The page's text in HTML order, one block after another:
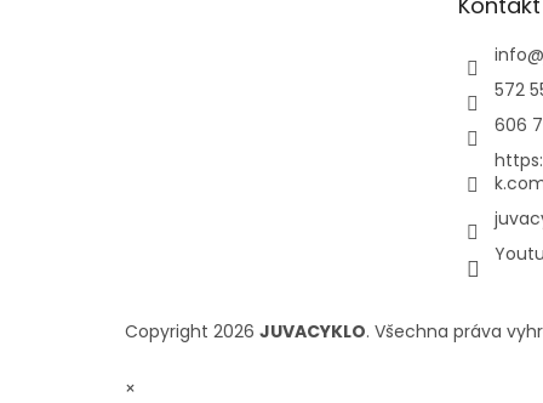
info@
572
606
Copyright 2026 JUVACYKLO. Všechna práva
×